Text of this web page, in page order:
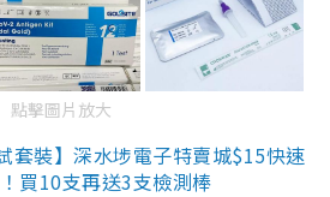
點擊圖片放大
套裝】深水埗電子特賣城$15快速
買10支再送3支檢測棒